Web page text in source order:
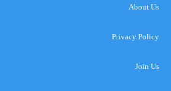
About Us
Privacy Policy
Join Us